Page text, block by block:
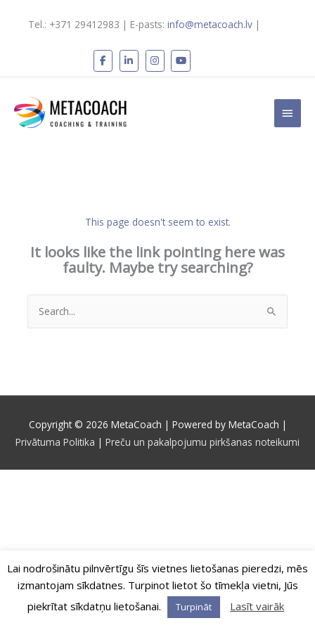
Tel.: +371 29412983 | E-pasts: info@metacoach.lv|
Main
This page doesn't seem to exist.
It looks like the link pointing here was
faulty. Maybe try searching?
Search
for:
Copyright © 2026 MetaCoach | Powered by MetaCoach |
Privātuma Politika | Preču un pakalpojumu pirkšanas noteikumi
Lai nodrošinātu pilnvērtīgu šīs vietnes lietošanas pieredzi, mēs
izmantojam sīkdatnes. Turpinot lietot šo tīmekļa vietni, Jūs
piekrītat sīkdatņu lietošanai.
Turpināt Lasīt vairāk